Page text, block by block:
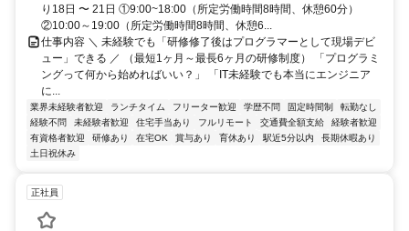
り18日 〜 21日 ①9:00~18:00（所定労働時間8時間、休憩60分）
②10:00～19:00（所定労働時間8時間、休憩6...
仕事内容 ＼ 未経験でも「研修修了後はプログラマーとして現場デビ
ュー」できる ／ （最短1ヶ月～最長6ヶ月の研修制度） 「プログラミ
ングって何から始めればいい？」 「IT未経験でも本当にエンジニア
に...
業界未経験者歓迎 ランチタイム フリーター歓迎 学歴不問 固定時間制
転勤なし
経験不問
未経験者歓迎 住宅手当あり フルリモート 交通費全額支給
経験者歓迎
有資格者歓迎
研修あり 在宅OK 賞与あり 育休あり 駅近5分以内
長期休暇あり
土日祝休み
正社員